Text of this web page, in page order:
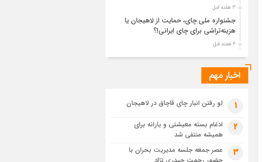
3 هفته قبل
جشنواره ملی چای، حمایت از لاهیجان یا
هزینه‌تراشی برای چای ایرانی!؟
4 هفته قبل
پیکر مطهر رهبر شهید انقلاب در حرم مطهر
رضوی آرام گرفت
آخر در آستان امام رئوف
تصاویر هوایی مراسم تشییع پیکر مطهر آقای
شهید ایران – مشهد
4 هفته قبل
اخبار مهم
1 لو رفتن انبار چای قاچاق در لاهیجان
2
ادغام بسته معیشتی و یارانه برای
همیشه منتفی شد
3
عصر جمعه جلسه مدیریت بحران با